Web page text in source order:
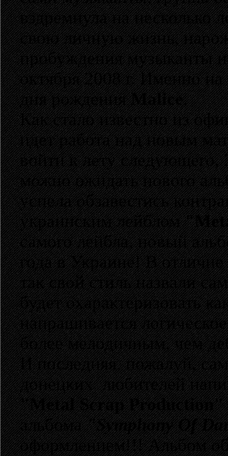
вздремнула на несколько
свою личную жизнь,
пробуждения музыканты
октября 2008 г. Именно
дня рожденияMalice.
Как стало известно из
идет работа над новым
войти к лету следующего,
можно ожидать нового
успела обзавестись
украинским лейблом
самого лейбла, новый
года в Украине! В
так свой стиль назвали
будет охарактеризовать
напрашивается
более мелодичным, чем
И последняя, пожалуй,
донецких любителей
"Metal Scrap Production"
альбома"Symphony Of
оформлением!!! Альбом